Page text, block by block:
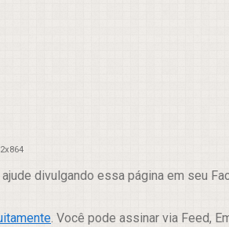
divulgando essa página em seu
. Você pode assinar via Feed,